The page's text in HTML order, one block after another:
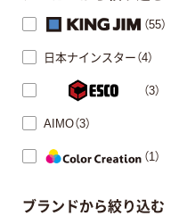
（55）
日本ナインスター（4）
（3）
AIMO（3）
（1）
ブランドから絞り込む